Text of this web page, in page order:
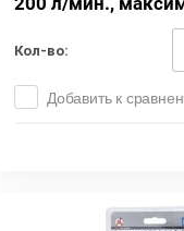
Кол-во:
Добавить к